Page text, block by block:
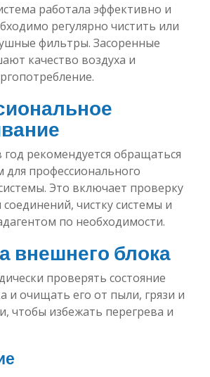
работала эффективно и
регулярно чистить или
фильтры. Засоренные
качество воздуха и
рекомендуется обращаться
для профессионального
Это включает проверку
чистку системы и
по необходимости.
внешнего блока
проверять состояние
и очищать его от пыли, грязи и
чтобы избежать перегрева и